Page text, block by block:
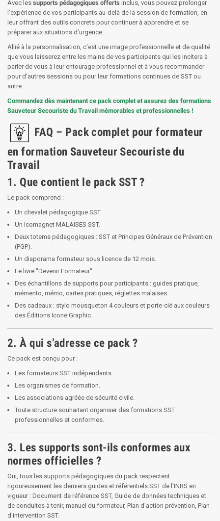
Avec les supports pédagogiques offerts inclus, vous pouvez prolonger
l’expérience de vos participants au-delà de la session de formation, en
leur offrant des outils concrets pour continuer à apprendre et se
préparer aux situations d’urgence.
Allié à la personnalisation, c'est une image professionnelle et de qualité
que vous laisserez entre les mains de vos participants qui les incitera à
parler de vous à leur entourage professionnel et à vous recommander
pour d'autres sessions ou pour leur formations continues de SST ou
autre.
Commandez dès maintenant ce pack complet et assurez des formations
Sauveteur Secouriste du Travail mémorables et professionnelles !
FAQ – Pack complet pour formateur
en formation Sauveteur Secouriste du
Travail
1. Que contient le pack SST ?
Le pack comprend :
Un chevalet pédagogique SST.
Un Icomagnet MALAISES SST.
Deux totems pédagogiques : SST et Principes Généraux de Prévention
(PGP).
Un diaporama formateur sous licence de 12 mois.
Le livre "Devenir Formateur".
Des échantillons de supports pour participants : guides pratique,
mémento, mémo, cartes pratiques, réglettes malaises.
Des cadeaux : stylo mousqueton 4 couleurs et porte-clé aux couleurs
des Éditions Icone Graphic.
2. À qui s’adresse ce pack ?
Ce pack est conçu pour :
Les formateurs SST indépendants.
Les organismes de formation.
Les associations agréée de sécurité civile.
Toute structure souhaitant organiser des formations SST
professionnelles et conformes.
3. Les supports sont-ils conformes aux
normes officielles ?
Oui, tous les supports pédagogiques du pack respectent
rigoureusement les derniers guides et référentiels SST de l'INRS en
vigueur : Document de référence SST, Guide de données techniques et
de conduites à tenir, manuel du formateur, Plan d'action prévention, Plan
d'intervention SST.